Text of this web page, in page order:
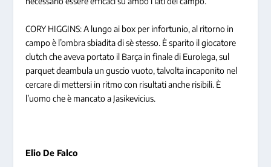
CORY HIGGINS: A lungo ai box per infortunio, al ritorno in
campo è l’ombra sbiadita di sè stesso. È sparito il giocatore
clutch che aveva portato il Barça in finale di Eurolega, sul
parquet deambula un guscio vuoto, talvolta incaponito nel
cercare di mettersi in ritmo con risultati anche risibili. È
l’uomo che è mancato a Jasikevicius.
Elio De Falco